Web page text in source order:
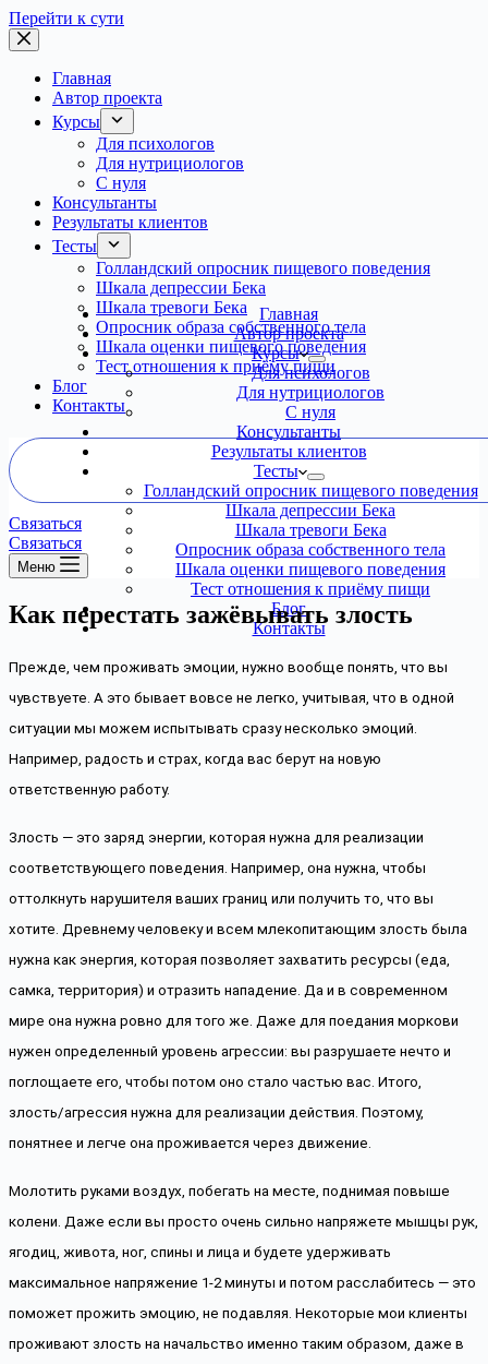
Перейти к сути
Главная
Автор проекта
Курсы
Для психологов
Для нутрициологов
С нуля
Консультанты
Результаты клиентов
Тесты
Голландский опросник пищевого поведения
Шкала депрессии Бека
Шкала тревоги Бека
Опросник образа собственного тела
Шкала оценки пищевого поведения
Тест отношения к приёму пищи
Блог
Контакты
Главная
Автор проекта
Курсы
Для психологов
Для нутрициологов
С нуля
Консультанты
Результаты клиентов
Тесты
Голландский опросник пищевого поведения
Шкала депрессии Бека
Шкала тревоги Бека
Опросник образа собственного тела
Шкала оценки пищевого поведения
Тест отношения к приёму пищи
Блог
Контакты
Связаться
Связаться
Меню
Как перестать зажёвывать злость
Прежде, чем проживать эмоции, нужно вообще понять, что вы
чувствуете. А это бывает вовсе не легко, учитывая, что в одной
ситуации мы можем испытывать сразу несколько эмоций.
Например, радость и страх, когда вас берут на новую
ответственную работу.
Злость — это заряд энергии, которая нужна для реализации
соответствующего поведения. Например, она нужна, чтобы
оттолкнуть нарушителя ваших границ или получить то, что вы
хотите. Древнему человеку и всем млекопитающим злость была
нужна как энергия, которая позволяет захватить ресурсы (еда,
самка, территория) и отразить нападение. Да и в современном
мире она нужна ровно для того же. Даже для поедания моркови
нужен определенный уровень агрессии: вы разрушаете нечто и
поглощаете его, чтобы потом оно стало частью вас. Итого,
злость/агрессия нужна для реализации действия. Поэтому,
понятнее и легче она проживается через движение.
Молотить руками воздух, побегать на месте, поднимая повыше
колени. Даже если вы просто очень сильно напряжете мышцы рук,
ягодиц, живота, ног, спины и лица и будете удерживать
максимальное напряжение 1-2 минуты и потом расслабитесь — это
поможет прожить эмоцию, не подавляя. Некоторые мои клиенты
проживают злость на начальство именно таким образом, даже в